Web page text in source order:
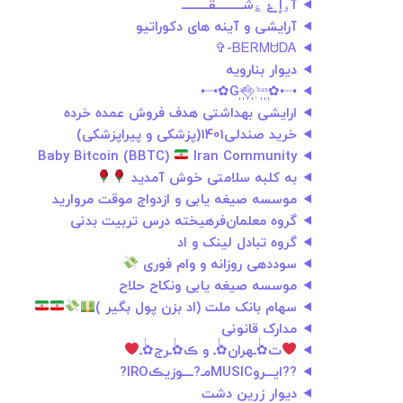
آۅإﮰ ؏شــــــــــقــــــــــ
آرایشی و آینه های دکوراتیو
ᏴᎬᏒᎷᏌᎠᎪ-✞︎
دیوار بنارویه
•┈•✿Gٖᵃٖⁿٖᵍٖ⃟ ٖᵇٖᵃٖˣٖ✿•┈•
ارایشی بهداشتی هدف فروش عمده خرده
خرید صندلی1401(پزشکی و پیراپزشکی)
Baby Bitcoin (BBTC)
Iran Community
به کلبه سلامتی خوش آمدید
موسسه صیغه یابی و ازدواج موقت مروارید
گروه معلمان‌فرهیخته درس تربیت بدنی
گروه تبادل لینک و اد
سوددهی روزانه و وام فوری
موسسه صیغه یابی ونکاح حلاح
سهام بانک ملت (اد بزن پول بگیر )
مدارک قانونی
ت✿ٰٰ‌ـهران✿ٰٰ‌ـ و ڪ✿ٰٰ‌ـرج✿ٰٰ‌ـ
??ایـــروMUSICمـ?ــــوزیڪIRO?
دیوار زرین دشت